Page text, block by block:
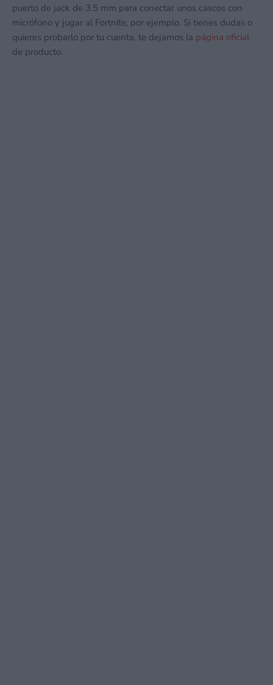
puerto de jack de 3.5 mm para conectar unos cascos con
micrófono y jugar al Fortnite, por ejemplo. Si tienes dudas o
quieres probarlo por tu cuenta, te dejamos la página oficial
de producto.